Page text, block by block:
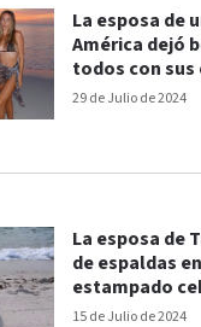
29 de Julio de 2024
La esposa de
América dejó
todos con sus
15 de Julio de 2024
La esposa de
de espaldas
estampado